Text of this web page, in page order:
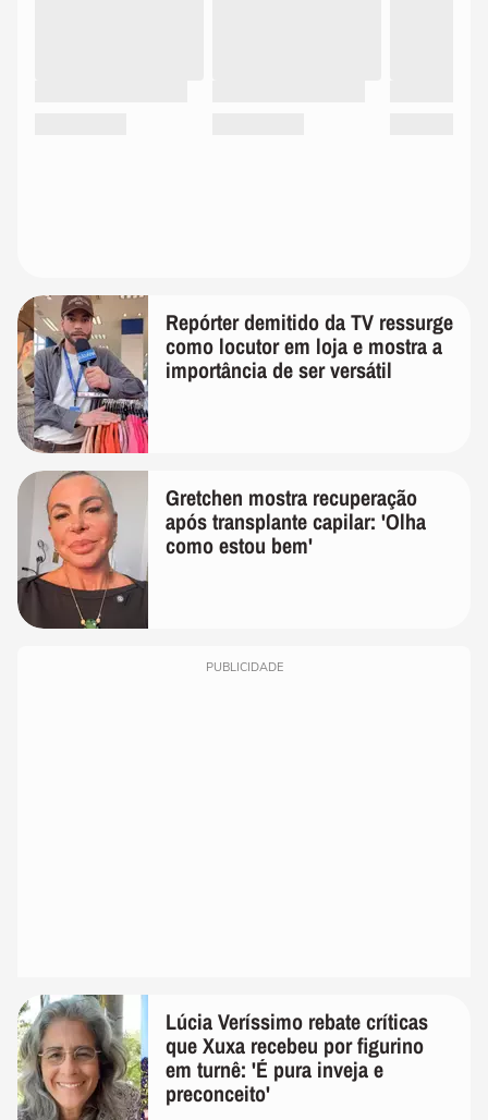
Repórter demitido da TV ressurge
como locutor em loja e mostra a
importância de ser versátil
Gretchen mostra recuperação
após transplante capilar: 'Olha
como estou bem'
PUBLICIDADE
Lúcia Veríssimo rebate críticas
que Xuxa recebeu por figurino
em turnê: 'É pura inveja e
preconceito'